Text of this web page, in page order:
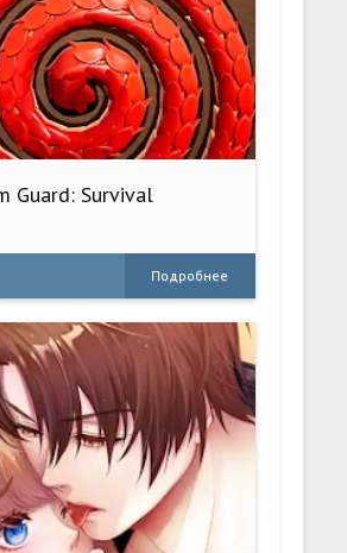
Guard: Survival
Подробнее